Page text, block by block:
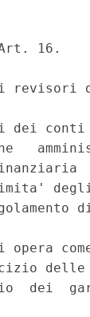
16.
revisori
dei
opera
dei